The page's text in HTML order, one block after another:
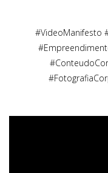
#VideoManifesto